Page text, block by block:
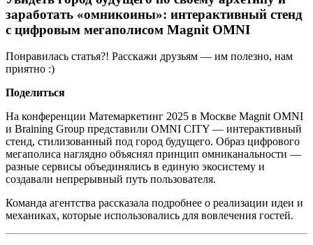
заработать «омникоины»: интерактивный стенд
с цифровым мегаполисом Magnit OMNI
Понравилась статья?! Расскажи друзьям — им полезно, нам
приятно :)
Поделиться
На конференции Матемаркетинг 2025 в Москве Magnit OMNI
и Braining Group представили OMNI CITY — интерактивный
стенд, стилизованный под город будущего. Образ цифрового
мегаполиса наглядно объяснял принцип омниканальности —
разные сервисы объединялись в единую экосистему и
создавали непрерывный путь пользователя.
Команда агентства рассказала подробнее о реализации идеи и
механиках, которые использовались для вовлечения гостей.